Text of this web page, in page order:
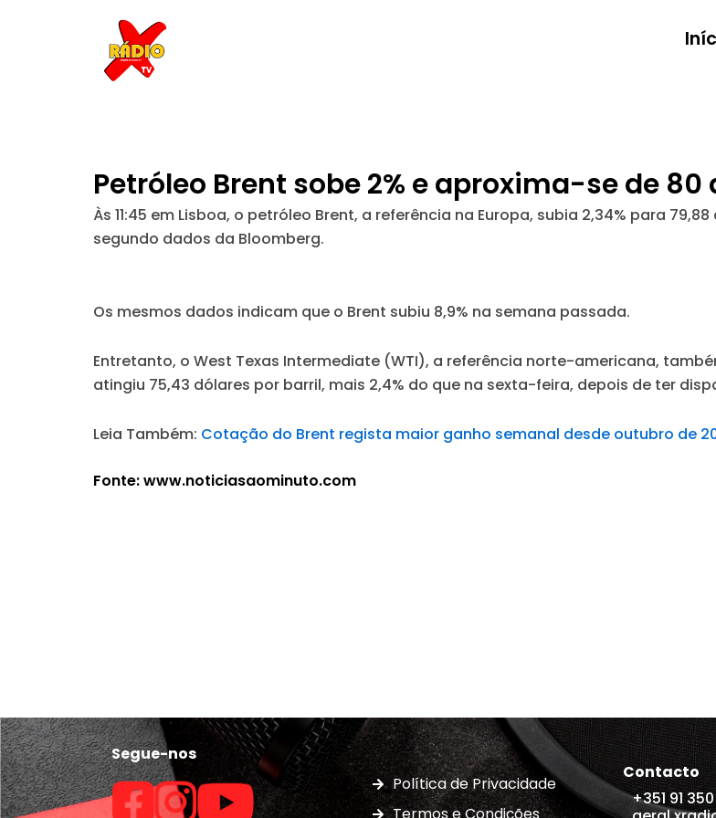
Petróleo Brent sobe 2% e aproxima-se de 80
Às 11:45 em Lisboa, o petróleo Brent, a referência na Europa, subia 2,34% para
segundo dados da Bloomberg.
Os mesmos dados indicam que o Brent subiu 8,9% na semana passada.
Entretanto, o West Texas Intermediate (WTI), a referência norte-americana,
atingiu 75,43 dólares por barril, mais 2,4% do que na sexta-feira, depois de ter
Leia Também: Cotação do Brent regista maior ganho semanal desde outubro de
Fonte: www.noticiasaominuto.com
Segue-nos
Política de Privacidade
Contacto
+351 91 350